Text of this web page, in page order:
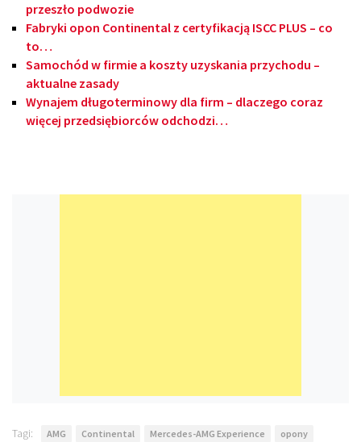
przeszło podwozie
Fabryki opon Continental z certyfikacją ISCC PLUS – co
to…
Samochód w firmie a koszty uzyskania przychodu –
aktualne zasady
Wynajem długoterminowy dla firm – dlaczego coraz
więcej przedsiębiorców odchodzi…
Tagi: AMG Continental Mercedes-AMG Experience
opony